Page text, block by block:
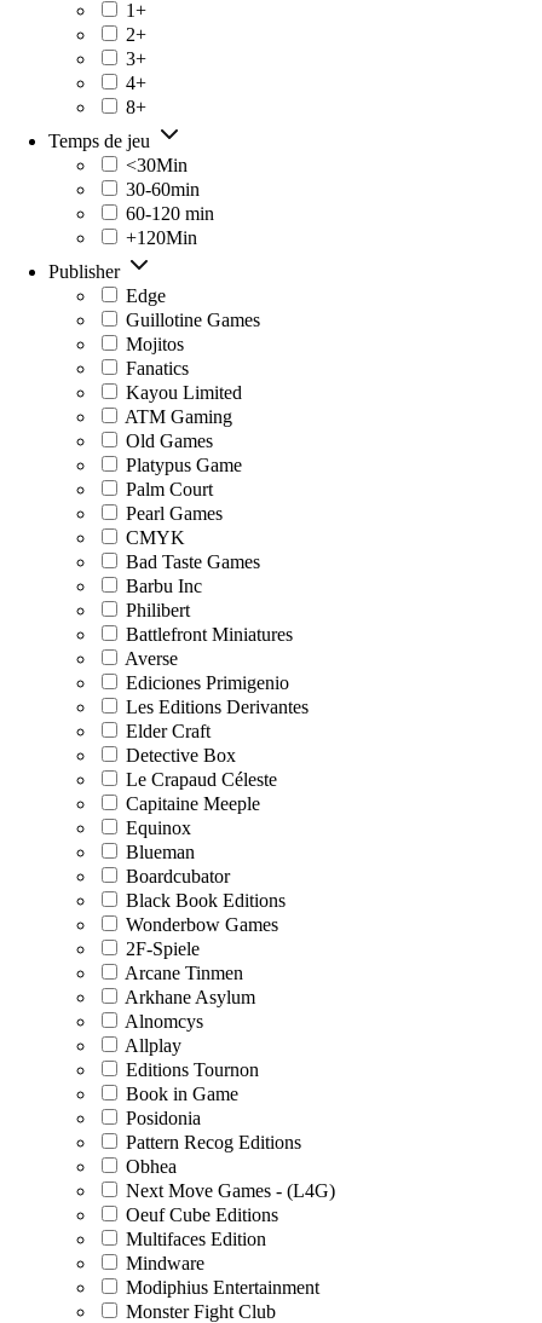
1+
2+
3+
4+
8+
Temps de jeu
<30Min
30-60min
60-120 min
+120Min
Publisher
Edge
Guillotine Games
Mojitos
Fanatics
Kayou Limited
ATM Gaming
Old Games
Platypus Game
Palm Court
Pearl Games
CMYK
Bad Taste Games
Barbu Inc
Philibert
Battlefront Miniatures
Averse
Ediciones Primigenio
Les Editions Derivantes
Elder Craft
Detective Box
Le Crapaud Céleste
Capitaine Meeple
Equinox
Blueman
Boardcubator
Black Book Editions
Wonderbow Games
2F-Spiele
Arcane Tinmen
Arkhane Asylum
Alnomcys
Allplay
Editions Tournon
Book in Game
Posidonia
Pattern Recog Editions
Obhea
Next Move Games - (L4G)
Oeuf Cube Editions
Multifaces Edition
Mindware
Modiphius Entertainment
Monster Fight Club